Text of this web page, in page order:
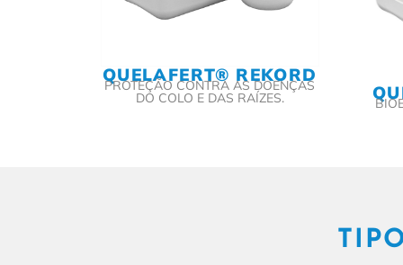
QUELAFERT® REKORD
PROTEÇÃO CONTRA AS DOENÇAS
DO COLO E DAS RAÍZES.